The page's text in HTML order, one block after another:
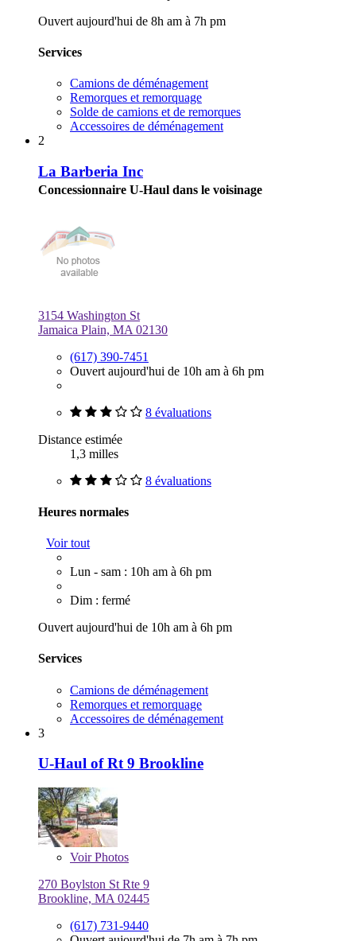
Ouvert aujourd'hui de 8h am à 7h pm
Services
Camions de déménagement
Remorques et remorquage
Solde de camions et de remorques
Accessoires de déménagement
2
La Barberia Inc
Concessionnaire U-Haul dans le voisinage
3154 Washington St
Jamaica Plain, MA 02130
(617) 390-7451
Ouvert aujourd'hui de 10h am à 6h pm
8 évaluations
Distance estimée
1,3 milles
8 évaluations
Heures normales
Voir tout
Lun - sam : 10h am à 6h pm
Dim : fermé
Ouvert aujourd'hui de 10h am à 6h pm
Services
Camions de déménagement
Remorques et remorquage
Accessoires de déménagement
3
U-Haul of Rt 9 Brookline
VoirPhotos
270 Boylston St Rte 9
Brookline, MA 02445
(617) 731-9440